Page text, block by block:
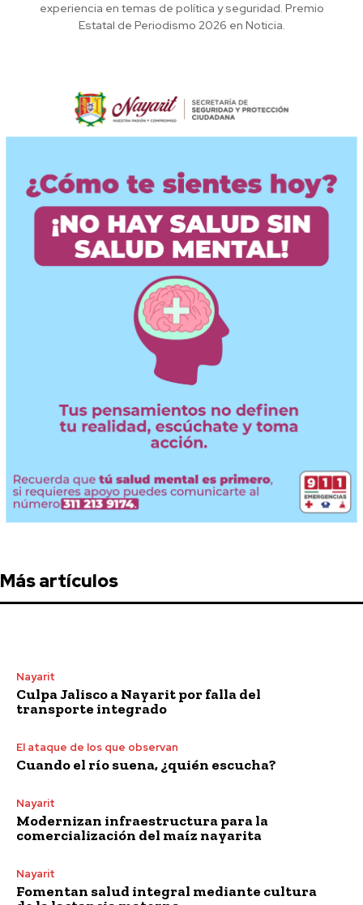
experiencia en temas de política y seguridad. Premio
Estatal de Periodismo 2026 en Noticia.
Más artículos
Nayarit
Culpa Jalisco a Nayarit por falla del
transporte integrado
El ataque de los que observan
Cuando el río suena, ¿quién escucha?
Nayarit
Modernizan infraestructura para la
comercialización del maíz nayarita
Nayarit
Fomentan salud integral mediante cultura